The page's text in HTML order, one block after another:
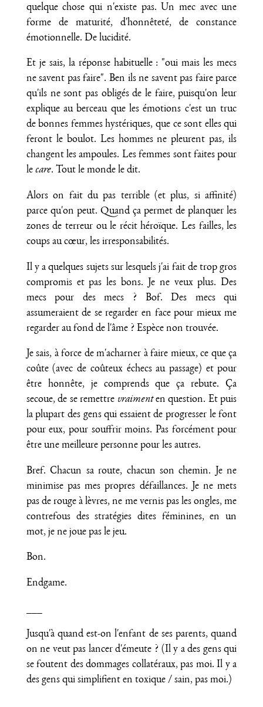
quelque chose qui n'existe pas. Un mec avec une
forme de maturité, d'honnêteté, de constance
émotionnelle. De lucidité.
Et je sais, la réponse habituelle : "oui mais les mecs
ne savent pas faire". Ben ils ne savent pas faire parce
qu'ils ne sont pas obligés de le faire, puisqu'on leur
explique au berceau que les émotions c'est un truc
de bonnes femmes hystériques, que ce sont elles qui
feront le boulot. Les hommes ne pleurent pas, ils
changent les ampoules. Les femmes sont faites pour
le care. Tout le monde le dit.
Alors on fait du pas terrible (et plus, si affinité)
parce qu'on peut. Quand ça permet de planquer les
zones de terreur ou le récit héroïque. Les failles, les
coups au cœur, les irresponsabilités.
Il y a quelques sujets sur lesquels j'ai fait de trop gros
compromis et pas les bons. Je ne veux plus. Des
mecs pour des mecs ? Bof. Des mecs qui
assumeraient de se regarder en face pour mieux me
regarder au fond de l'âme ? Espèce non trouvée.
Je sais, à force de m'acharner à faire mieux, ce que ça
coûte (avec de coûteux échecs au passage) et pour
être honnête, je comprends que ça rebute. Ça
secoue, de se remettre vraimenten question. Et puis
la plupart des gens qui essaient de progresser le font
pour eux, pour souffrir moins. Pas forcément pour
être une meilleure personne pour les autres.
Bref. Chacun sa route, chacun son chemin. Je ne
minimise pas mes propres défaillances. Je ne mets
pas de rouge à lèvres, ne me vernis pas les ongles, me
contrefous des stratégies dites féminines, en un
mot, je ne joue pas le jeu.
Bon.
Endgame.
Jusqu'à quand est-on l'enfant de ses parents, quand
on ne veut pas lancer d'émeute ? (Il y a des gens qui
se foutent des dommages collatéraux, pas moi. Il y a
des gens qui simplifient en toxique / sain, pas moi.)